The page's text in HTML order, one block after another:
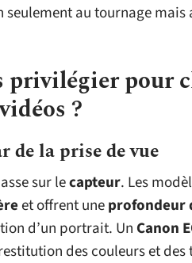
au tournage
privilégier pour
?
de la prise de vue
sur lecapteur. Les
et offrent uneprofondeur
d’un portrait. Un Canon
des couleurs et